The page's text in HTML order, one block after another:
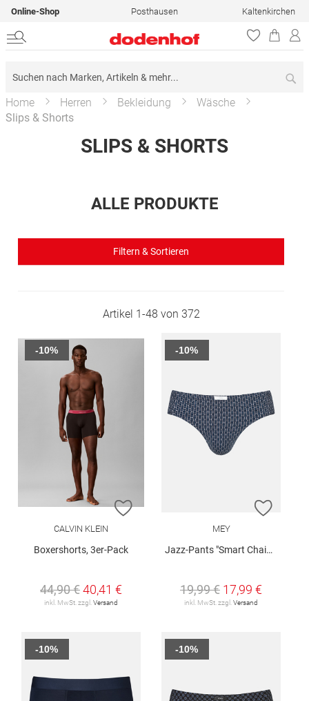
Online-Shop Posthausen Kaltenkirchen
Home Herren Bekleidung
Wäsche
Slips & Shorts
SLIPS & SHORTS
ALLE PRODUKTE
Filtern & Sortieren
Artikel 1-48 von 372
ZUR WUNSCHLISTE HINZUFÜGEN
CALVIN KLEIN
Boxershorts, 3er-Pack
44,90 €40,41 €
inkl. MwSt. zzgl. Versand
-10%
ZUR
MEY
Jazz-Pants "Smart Chains"
19,99 € 17,99 €
inkl. MwSt. zzgl. Versand
-10%
-10% -10%